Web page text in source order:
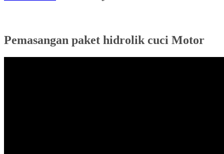
Pemasangan paket hidrolik cuci Motor